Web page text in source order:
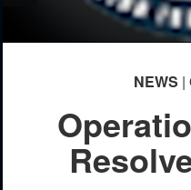
NEWS |